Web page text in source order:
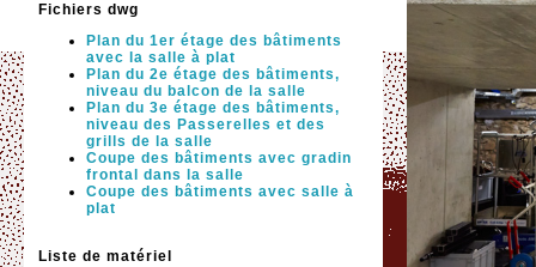
Fichiers dwg
Plan du 1er étage des bâtiments
avec la salle à plat
Plan du 2e étage des bâtiments,
niveau du balcon de la salle
Plan du 3e étage des bâtiments,
niveau des Passerelles et des
grills de la salle
Coupe des bâtiments avec gradin
frontal dans la salle
Coupe des bâtiments avec salle à
plat
Liste de matériel